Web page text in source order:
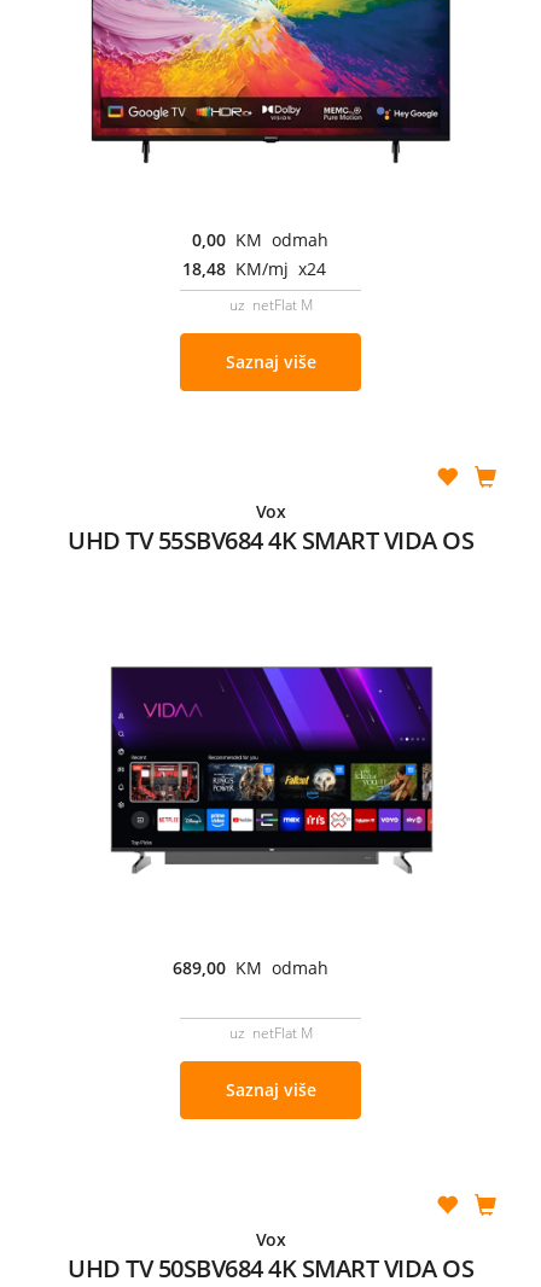
0,00 KM odmah
18,48 KM/mj x24
uz netFlat M
Saznaj više
Vox
UHD TV 55SBV684 4K SMART VIDA OS
689,00 KM odmah
uz netFlat M
Saznaj više
Vox
UHD TV 50SBV684 4K SMART VIDA OS